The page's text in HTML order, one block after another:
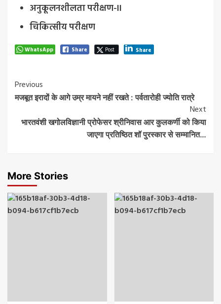
अनुकूलनशीलता परीक्षण-II
चिकित्सीय परीक्षण
WhatsApp Share Post Share
Post
Navigation
Previous
मजबूत इरादों के आगे उम्र मायने नहीं रखते : पर्वतारोही ज्योति रात्रे
Next
भारतवंशी खगोलविज्ञानी प्रोफेसर श्रीनिवास आर कुलकर्णी को किया
जाएगा प्रतिष्ठित शॉ पुरस्कार से सम्मानित…
More Stories